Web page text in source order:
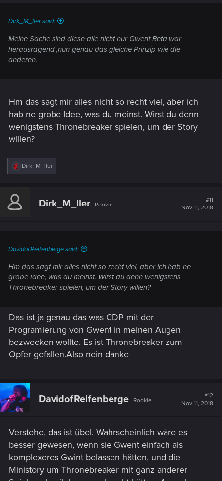
Dirk_M_ller said:
Meine Sache sind diese alle nicht nur Gwent Beta war
herausragend ,nun genau das gleiche Prinzip wie die
anderen.
Hm das sagt mir alles nicht so recht viel, aber ich
hab ne grobe Idee, was du meinst. Wirst du denn
wenigstens Thronebreaker spielen, um der Story
willen?
R
i
Dirk_M_ller
Dirk_M_ller Rookie
#11
Nov 11, 2018
DavidofReifenberge said:
Hm das sagt mir alles nicht so recht viel, aber ich hab ne
grobe Idee, was du meinst. Wirst du denn wenigstens
Thronebreaker spielen, um der Story willen?
Das ist ja genau das was CDP mit der
Programierung von Gwent in meinen Augen
bezwecken wollte. Es ist Thronebreaker zum
Opfer gefallen.Also nein danke
DavidofReifenberge Rookie
#12
Nov 11, 2018
Verstehe, das ist übel. Wahrscheinlich wäre es
besser gewesen, wenn sie Gwent einfach als
komplexeres Gwint belassen hätten, und die
Ministory um Thronebreaker mit ganz anderer